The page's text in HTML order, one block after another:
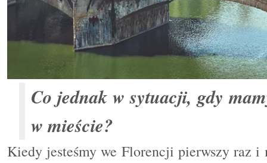
Co jednak w sytuacji, gdy
w mieście?
Kiedy jesteśmy we Florencji pierwszy raz i